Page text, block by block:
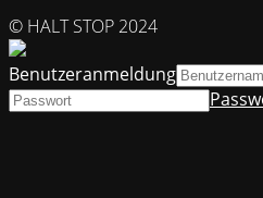
© HALT STOP 2024
Benutzeranmeldung